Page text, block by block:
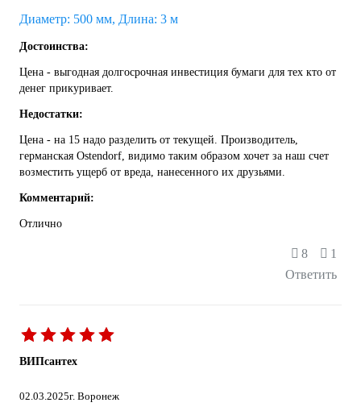
Диаметр: 500 мм, Длина: 3 м
Достоинства:
Цена - выгодная долгосрочная инвестиция бумаги для тех кто от
денег прикуривает.
Недостатки:
Цена - на 15 надо разделить от текущей. Производитель,
германская Ostendorf, видимо таким образом хочет за наш счет
возместить ущерб от вреда, нанесенного их друзьями.
Комментарий:
Отлично
Ответить
8 1
ВИПсантех
02.03.2025г. Воронеж